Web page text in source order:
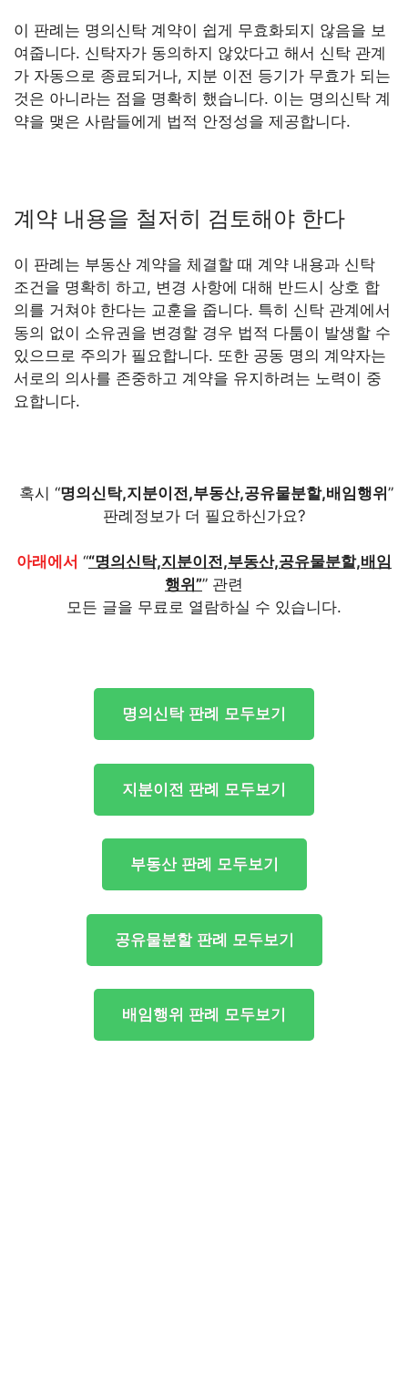
이 판례는 명의신탁 계약이 쉽게 무효화되지 않음을 보
여줍니다. 신탁자가 동의하지 않았다고 해서 신탁 관계
가 자동으로 종료되거나, 지분 이전 등기가 무효가 되는
것은 아니라는 점을 명확히 했습니다. 이는 명의신탁 계
약을 맺은 사람들에게 법적 안정성을 제공합니다.
계약 내용을 철저히 검토해야 한다
이 판례는 부동산 계약을 체결할 때 계약 내용과 신탁
조건을 명확히 하고, 변경 사항에 대해 반드시 상호 합
의를 거쳐야 한다는 교훈을 줍니다. 특히 신탁 관계에서
동의 없이 소유권을 변경할 경우 법적 다툼이 발생할 수
있으므로 주의가 필요합니다. 또한 공동 명의 계약자는
서로의 의사를 존중하고 계약을 유지하려는 노력이 중
요합니다.
혹시 “명의신탁,지분이전,부동산,공유물분할,배임행위”
판례정보가 더 필요하신가요?
아래에서 ““명의신탁,지분이전,부동산,공유물분할,배임
행위”” 관련
모든 글을 무료로 열람하실 수 있습니다.
명의신탁 판례 모두보기
지분이전 판례 모두보기
부동산 판례 모두보기
공유물분할 판례 모두보기
배임행위 판례 모두보기